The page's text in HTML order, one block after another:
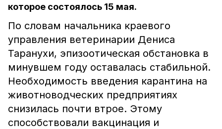
которое состоялось 15 мая.
По словам начальника краевого
управления ветеринарии Дениса
Таранухи, эпизоотическая обстановка в
минувшем году оставалась стабильной.
Необходимость введения карантина на
животноводческих предприятиях
снизилась почти втрое. Этому
способствовали вакцинация и